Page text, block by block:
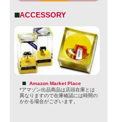
ACCESSORY
Amazon Market Place
*アマゾン出品商品は店頭在庫とは
異なりますので在庫確認には時間の
かかる場合がございます。